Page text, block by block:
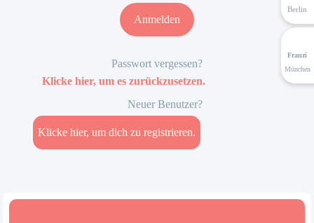
Berlin
Franzi
München
Passwort vergessen?
Klicke hier, um es zurückzusetzen.
Neuer Benutzer?
Klicke hier, um dich zu registrieren.